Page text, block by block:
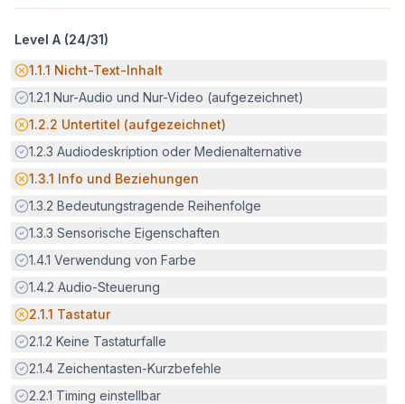
Level A (24/31)
Potenzielle Barriere:
1.1.1 Nicht-Text-Inhalt
Erfüllt:
1.2.1 Nur-Audio und Nur-Video (aufgezeichnet)
Potenzielle Barriere:
1.2.2 Untertitel (aufgezeichnet)
Erfüllt:
1.2.3 Audiodeskription oder Medienalternative
Potenzielle Barriere:
1.3.1 Info und Beziehungen
Erfüllt:
1.3.2 Bedeutungstragende Reihenfolge
Erfüllt:
1.3.3 Sensorische Eigenschaften
Erfüllt:
1.4.1 Verwendung von Farbe
Erfüllt:
1.4.2 Audio-Steuerung
Potenzielle Barriere:
2.1.1 Tastatur
Erfüllt:
2.1.2 Keine Tastaturfalle
Erfüllt:
2.1.4 Zeichentasten-Kurzbefehle
Erfüllt:
2.2.1 Timing einstellbar